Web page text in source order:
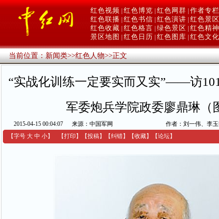
红色视频 红色博览 红色网群 作者专栏
红色联播 红色书信 红色演讲 红色景区
红色收藏 红色格言 绿色景区
红色精神
景区地图
红色日历 红色图库 红色文化
当前位置：新闻类>>红色人物>>正文
“实战化训练一定要实而又实”——访
军委炮兵学院政委廖鼎琳（
2015-04-15 00:04:07 来源：中国军网
作者：刘一伟、李
【字号 大 中 小】 【打印 】 【投稿】 【纠错】 【收藏】 【论坛】